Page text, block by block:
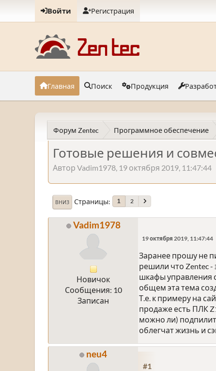
Войти Регистрация
Главная Поиск Продукция
Форум Zentec Программное обеспечение
Готовые решения и
Автор Vadim1978, 19 октября 2019, 11:47:44
ВНИЗ Страницы 1 2
Vadim1978
Новичок
Сообщения: 10
Записан
19 октября 2019, 11:47:44
Заранее прошу не
решили что Zentec -
шкафы управления
общем эта тема
Т.е. к примеру на
продаже есть ПЛК
можно ли)
облегчат жизнь и
neu4
#1